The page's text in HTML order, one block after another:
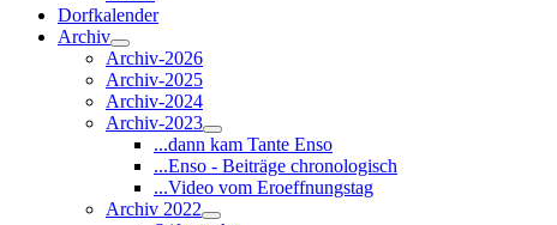
Dorfkalender
Archiv
Archiv-2026
Archiv-2025
Archiv-2024
Archiv-2023
...dann kam Tante Enso
...Enso - Beiträge chronologisch
...Video vom Eroeffnungstag
Archiv 2022